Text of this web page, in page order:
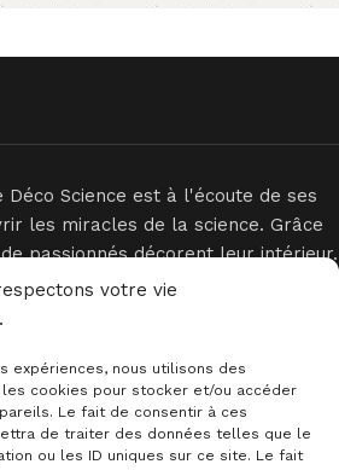
votre vie
expériences, nous utilisons des
cookies pour stocker et/ou accéder
Le fait de consentir à ces
de traiter des données telles que le
ou les ID uniques sur ce site. Le fait
Déco Science est à l'écoute de ses
les miracles de la science. Grâce
passionnés décorent leur intérieur.